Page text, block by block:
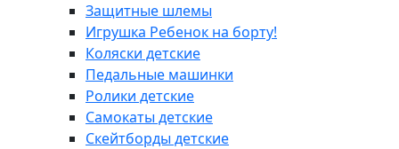
Защитные шлемы
Игрушка Ребенок на борту!
Коляски детские
Педальные машинки
Ролики детские
Самокаты детские
Скейтборды детские